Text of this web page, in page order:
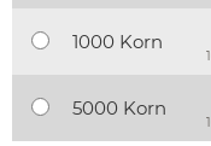
1000 Korn
5000 Korn